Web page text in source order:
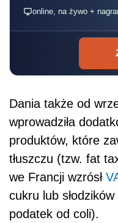
online, na żywo +
Dania także od
wprowadziła
produktów, które
tłuszczu (tzw. fat
we Francji wzrósł
cukru lub
podatek od coli).